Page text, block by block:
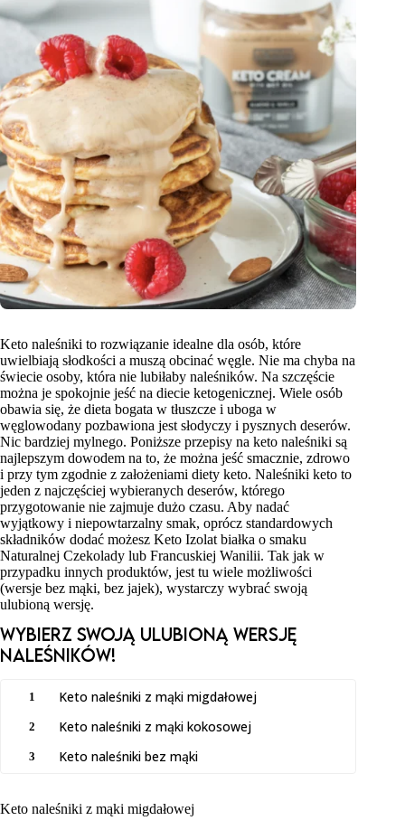
Keto naleśniki to rozwiązanie idealne dla osób, które
uwielbiają słodkości a muszą obcinać węgle. Nie ma chyba na
świecie osoby, która nie lubiłaby naleśników. Na szczęście
można je spokojnie jeść na diecie ketogenicznej. Wiele osób
obawia się, że dieta bogata w tłuszcze i uboga w
węglowodany pozbawiona jest słodyczy i pysznych deserów.
Nic bardziej mylnego. Poniższe przepisy na keto naleśniki są
najlepszym dowodem na to, że można jeść smacznie, zdrowo
i przy tym zgodnie z założeniami diety keto. Naleśniki keto to
jeden z najczęściej wybieranych deserów, którego
przygotowanie nie zajmuje dużo czasu. Aby nadać
wyjątkowy i niepowtarzalny smak, oprócz standardowych
składników dodać możesz Keto Izolat białka o smaku
Naturalnej Czekolady lub Francuskiej Wanilii. Tak jak w
przypadku innych produktów, jest tu wiele możliwości
(wersje bez mąki, bez jajek), wystarczy wybrać swoją
ulubioną wersję.
Wybierz swoją ulubioną wersję
naleśników!
1 Keto naleśniki z mąki migdałowej
2 Keto naleśniki z mąki kokosowej
3 Keto naleśniki bez mąki
Keto naleśniki z mąki migdałowej